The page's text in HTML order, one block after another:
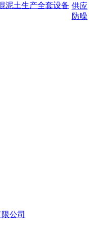
泥土生产全套设备 供应
防噪
公司